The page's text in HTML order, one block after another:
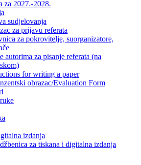
za 2027.-2028.
sudjelovanja
za prijavu referata
za pokrovitelje, suorganizatore,
autorima za pisanje referata (na
for writing a paper
obrazac/Evaluation Form
izdanja
za tiskana i digitalna izdanja